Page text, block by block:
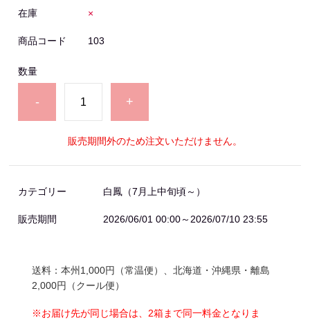
在庫 ×
商品コード 103
数量
- +
販売期間外のため注文いただけません。
カテゴリー 白鳳（7月上中旬頃～）
販売期間 2026/06/01 00:00～2026/07/10 23:55
送料：本州 1,000円（常温便）、北海道・沖縄県・離島
2,000円（クール便）
※お届け先が同じ場合は、2箱まで同一料金となりま